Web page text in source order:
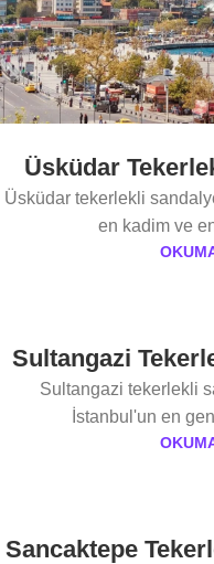
Üsküdar
Üsküdar tekerlekli
en kadim ve
Sultangazi
Sultangazi tekerlekli
İstanbul'un en
Sancaktepe